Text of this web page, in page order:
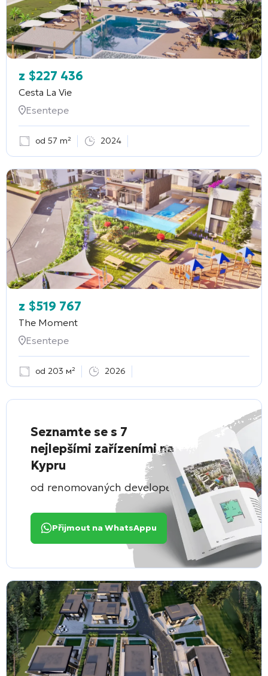
z $227 436
Cesta La Vie
Esentepe
od 57 m² 2024
z $519 767
The Moment
Esentepe
od 203 м² 2026
Seznamte se s 7
nejlepšími zařízeními na
Kypru
od renomovaných developerů
Přijmout na WhatsAppu